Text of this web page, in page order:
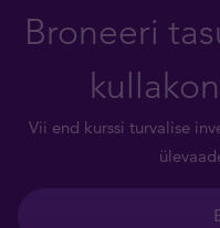
Broneeri
Vii end kurssi turvalise